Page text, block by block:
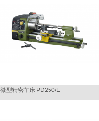
微型精密车床 PD250/E